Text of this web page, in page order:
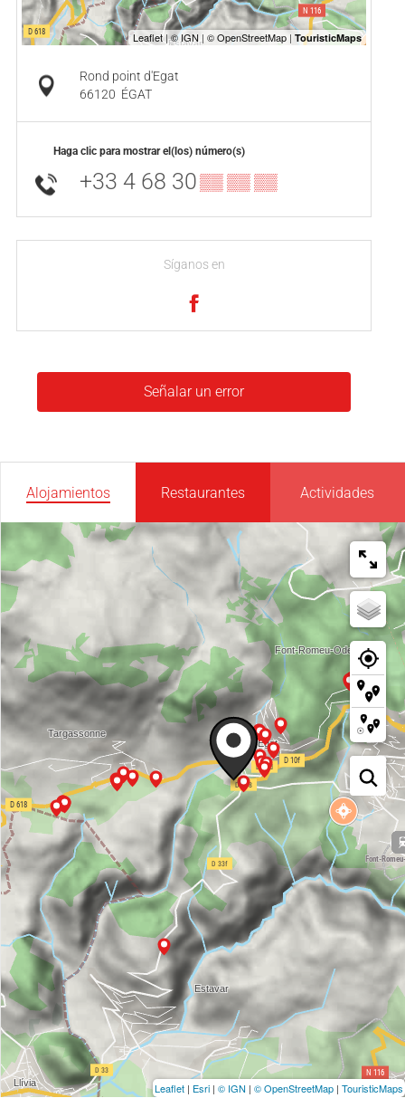
Rond point d'Egat
66120 ÉGAT
Haga clic para mostrar el(los) número(s)
+33 4 68 30▒▒ ▒▒ ▒▒
Síganos en
Señalar un error
Alojamientos Restaurantes Actividades
Leaflet | Esri | © IGN | © OpenStreetMap | TouristicMaps